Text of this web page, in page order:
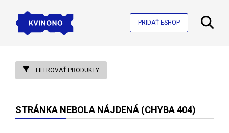
PRIDAŤ ESHOP
FILTROVAŤ PRODUKTY
STRÁNKA NEBOLA NÁJDENÁ (CHYBA 404)